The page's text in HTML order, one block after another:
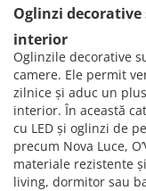
Veioze
Aplice
Lampadare
Corpuri de iluminat
Incastrabil
Sine magnetice slim
Lumini LED RADITY
Accesorii RADITY
Baterii bucatarie
Oglinzi decorative
interior
Oglinzile decorative
camere. Ele permit
zilnice și aduc un
interior. În această
cu LED și oglinzi de
precum Nova Luce,
materiale rezistente
living, dormitor sau